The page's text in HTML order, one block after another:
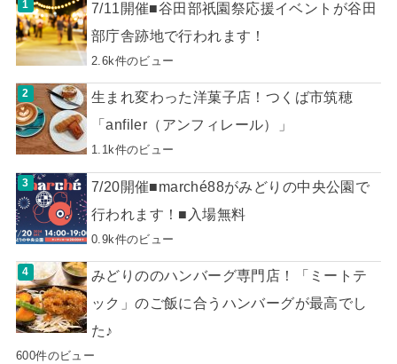
7/11開催■谷田部祇園祭応援イベントが谷田
部庁舎跡地で行われます！
2.6k件のビュー
生まれ変わった洋菓子店！つくば市筑穂
「anfiler（アンフィレール）」
1.1k件のビュー
7/20開催■marché88がみどりの中央公園で
行われます！■入場無料
0.9k件のビュー
みどりののハンバーグ専門店！「ミートテ
ック」のご飯に合うハンバーグが最高でし
た♪
600件のビュー